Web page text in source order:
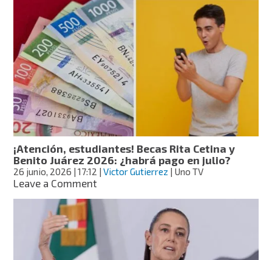
sabes
cuándo
es
el
próximo
depósito
de
las
becas
Rita
Cetina
y
Benito
Juárez?
¡Atención, estudiantes! Becas Rita Cetina y
Benito Juárez 2026: ¿habrá pago en julio?
26 junio, 2026 | 17:12 |Victor Gutierrez | Uno TV
Leave a Commenton
Cetina